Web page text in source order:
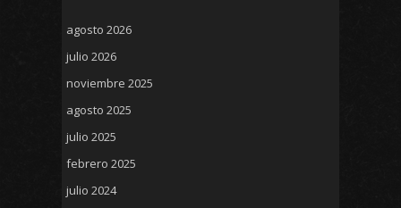
agosto 2026
julio 2026
noviembre 2025
agosto 2025
julio 2025
febrero 2025
julio 2024